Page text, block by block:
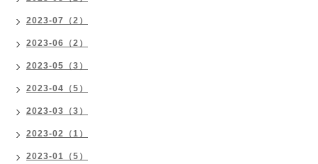
2023-07（2）
2023-06（2）
2023-05（3）
2023-04（5）
2023-03（3）
2023-02（1）
2023-01（5）